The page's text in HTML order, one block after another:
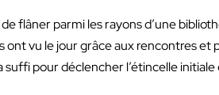
flâner parmi les rayons d’une
ont vu le jour grâce aux rencontres
pour déclencher l’étincelle